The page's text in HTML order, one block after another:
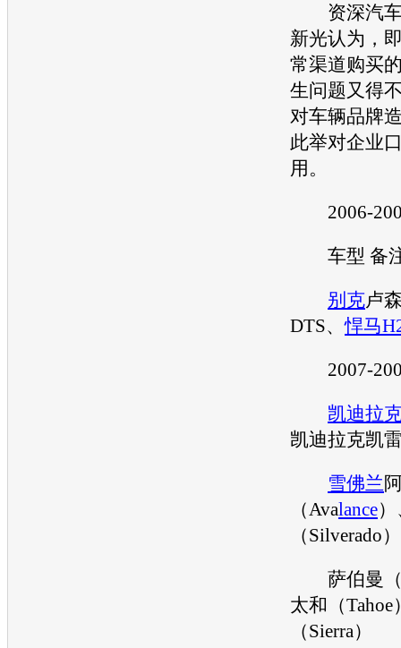
资深汽车
新光认为，
常渠道购买
生问题又得
对车辆品牌
此举对企业
用。
2006-
车型 备
别克卢
DTS、悍马
2007-
凯迪拉
凯迪拉克凯
雪佛兰
（Avalance
（Silverado）
萨伯曼（
太和（
（Sierra）